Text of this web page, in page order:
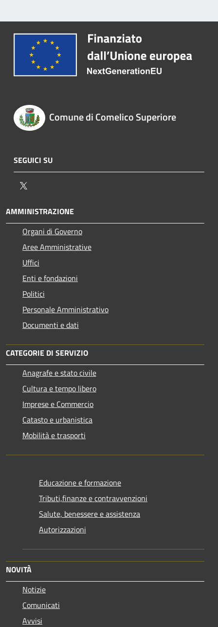
Comune di Comelico Superiore
SEGUICI SU
AMMINISTRAZIONE
Organi di Governo
Aree Amministrative
Uffici
Enti e fondazioni
Politici
Personale Amministrativo
Documenti e dati
CATEGORIE DI SERVIZIO
Anagrafe e stato civile
Cultura e tempo libero
Imprese e Commercio
Catasto e urbanistica
Mobilità e trasporti
Educazione e formazione
Tributi,finanze e contravvenzioni
Salute, benessere e assistenza
Autorizzazioni
NOVITÀ
Notizie
Comunicati
Avvisi